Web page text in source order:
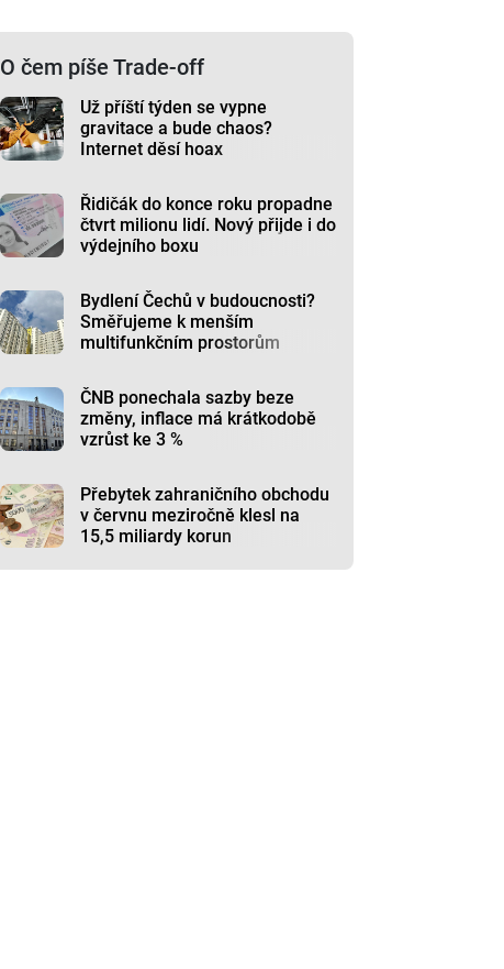
O čem píše Trade-off
Už příští týden se vypne
gravitace a bude chaos?
Internet děsí hoax
Řidičák do konce roku propadne
čtvrt milionu lidí. Nový přijde i do
výdejního boxu
Bydlení Čechů v budoucnosti?
Směřujeme k menším
multifunkčním prostorům
ČNB ponechala sazby beze
změny, inflace má krátkodobě
vzrůst ke 3 %
Přebytek zahraničního obchodu
v červnu meziročně klesl na
15,5 miliardy korun